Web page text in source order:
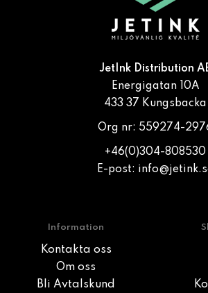
JetInk Distribution
Energigatan 10A
433 37 Kungsbacka
Org nr: 559274-
+46(0)304-808530
E-post:
Information
Kontakta oss
Om oss
Bli Avtalskund